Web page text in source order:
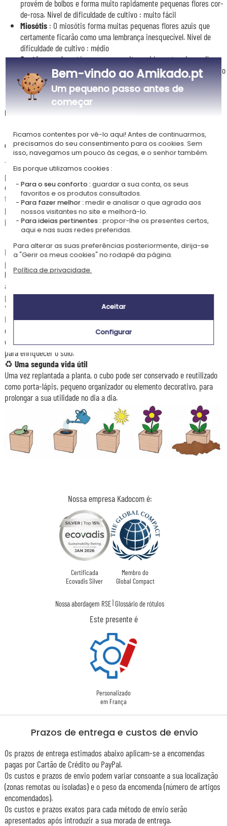
provém de bolbos e forma muito rapidamente pequenas flores cor-
de-rosa. Nível de dificuldade de cultivo : muito fácil
Miosótis : O miosótis forma muitas pequenas flores azuis que
certamente ficarão como uma lembrança inesquecível. Nível de
dificuldade de cultivo : médio
Centáurea: A centáurea cresce muito rapidamente e forma flores
azul-escuro muito volumosas. Nível de dificuldade de cultivo : muito
fácil
Nossa empresa Kadocom é:
Certificada
Ecovadis Silver
Membro do
Global Compact
Nossa abordagem RSE|Glossário de rótulos
Este presente é
Personalizado
em França
Descrição
🌲Um EcoCube personalizado com decoração de floresta
encantada
Traga um toque de poesia e de natureza com este EcoCube
personalizado Floresta Encantada. Este cubo de madeira biodegradável
contém tudo o que é necessário para fazer crescer uma planta
facilmente. A sua decoração inspirada no universo da floresta e a sua
personalização tornam-no um objeto original, ideal para oferecer ou
para decorar um interior com uma nota natural e mágica.
💧Um cultivo simples e divertido
Para fazer crescer a planta, retire simplesmente a proteção situada na
parte superior do cubo, adicione um pouco de água e coloque-o num
local luminoso. Após alguns dias, os primeiros rebentos começam a
aparecer. Com uma rega leve e regular, a planta desenvolver-se-á
progressivamente.
💚
Fabricado em madeira biodegradável, o cubo pode ser plantado
diretamente num vaso ou em plena terra quando a planta fica
demasiado grande. A madeira decompõe-se naturalmente e contribui
para enriquecer o solo.
♻️ Uma segunda vida útil
Uma vez replantada a planta, o cubo pode ser conservado e reutilizado
como porta-lápis, pequeno organizador ou elemento decorativo, para
prolongar a sua utilidade no dia a dia.
Prazos de entrega e custos de envio
Os prazos de entrega estimados abaixo aplicam-se a encomendas
pagas por Cartão de Crédito ou PayPal.
Os custos e prazos de envio podem variar consoante a sua localização
(zonas remotas ou isoladas) e o peso da encomenda (número de artigos
encomendados).
Os custos e prazos exatos para cada método de envio serão
apresentados após introduzir a sua morada de entrega.
Bem-vindo ao Amikado.pt
Um pequeno passo antes de
começar
Ficamos contentes por vê-lo aqui! Antes de continuarmos,
precisamos do seu consentimento para os cookies. Sem
isso, navegamos um pouco às cegas, e o senhor também.
Eis porque utilizamos cookies :
Para o seu conforto : guardar a sua conta, os seus
favoritos e os produtos consultados.
Para fazer melhor :medir e analisar o que agrada aos
nossos visitantes no site e melhorá-lo.
Para ideias pertinentes :propor-lhe os presentes certos,
aqui e nas suas redes preferidas.
Para alterar as suas preferências posteriormente, dirija-se
a "Gerir os meus cookies" no rodapé da página.
Política de privacidade.
Aceitar
Configurar